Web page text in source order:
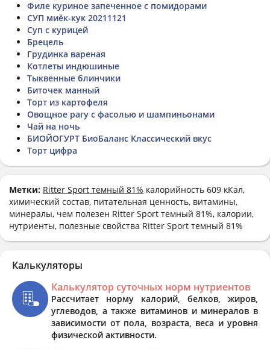
Филе куриное запеченное с помидорами
СУП миёк-кук 20211121
Суп с курицей
Брецель
Грудинка вареная
Котлеты индюшиные
Тыквенные блинчики
Биточек манный
Торт из картофеля
Овощное рагу с фасолью и шампиньонами
Чай на ночь
БИОЙОГУРТ БиоБаланс Классический вкус
Торт цифра
Метки: Ritter Sport темный 81% калорийность 609 кКал,
химический состав, питательная ценность, витамины,
минералы, чем полезен Ritter Sport темный 81%, калории,
нутриенты, полезные свойства Ritter Sport темный 81%
Калькуляторы
Калькулятор суточных норм нутриентов
Рассчитает норму калорий, белков, жиров,
углеводов, а также витаминов и минералов в
зависимости от пола, возраста, веса и уровня
физической активности.